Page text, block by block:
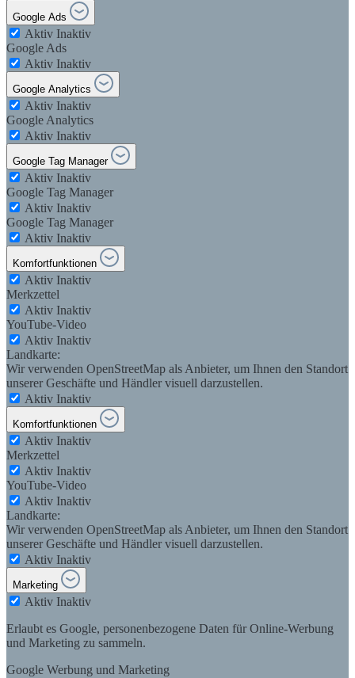
Google Ads
Aktiv Inaktiv
Google Ads
Aktiv Inaktiv
Google Analytics
Aktiv Inaktiv
Google Analytics
Aktiv Inaktiv
Google Tag Manager
Aktiv Inaktiv
Google Tag Manager
Aktiv Inaktiv
Google Tag Manager
Aktiv Inaktiv
Komfortfunktionen
Aktiv Inaktiv
Merkzettel
Aktiv Inaktiv
YouTube-Video
Aktiv Inaktiv
Landkarte:
Wir verwenden OpenStreetMap als Anbieter, um Ihnen den Standort
unserer Geschäfte und Händler visuell darzustellen.
Aktiv Inaktiv
Komfortfunktionen
Aktiv Inaktiv
Merkzettel
Aktiv Inaktiv
YouTube-Video
Aktiv Inaktiv
Landkarte:
Wir verwenden OpenStreetMap als Anbieter, um Ihnen den Standort
unserer Geschäfte und Händler visuell darzustellen.
Aktiv Inaktiv
Marketing
Aktiv Inaktiv
Erlaubt es Google, personenbezogene Daten für Online-Werbung
und Marketing zu sammeln.
Google Werbung und Marketing